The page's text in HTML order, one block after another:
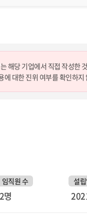
해당 기업에서 직접 작성한
에 대한 진위 여부를 확인하지
임직원 수
2명
설